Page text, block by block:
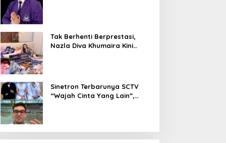
Tak Berhenti Berprestasi,
Nazla Diva Khumaira Kini
Sinetron Terbarunya SCTV
“Wajah Cinta Yang Lain”,